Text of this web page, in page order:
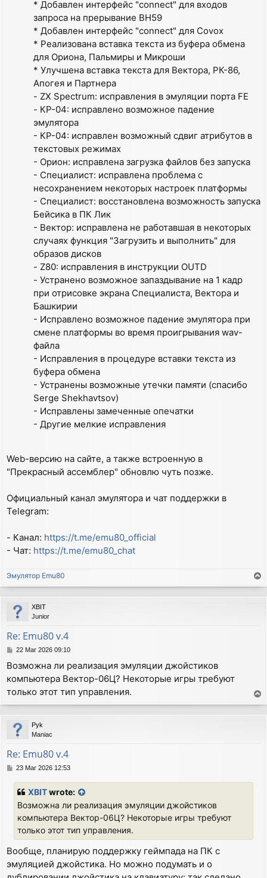
* Добавлен интерфейс "connect" для входов
запроса на прерывание ВН59
* Добавлен интерфейс "connect" для Covox
* Реализована вставка текста из буфера обмена
для Ориона, Пальмиры и Микроши
* Улучшена вставка текста для Вектора, РК-86,
Апогея и Партнера
- ZX Spectrum: исправления в эмуляции порта FE
- КР-04: исправлено возможное падение
эмулятора
- КР-04: исправлен возможный сдвиг атрибутов в
текстовых режимах
- Орион: исправлена загрузка файлов без запуска
- Специалист: исправлена проблема с
несохранением некоторых настроек платформы
- Специалист: восстановлена возможность запуска
Бейсика в ПК Лик
- Вектор: исправлена не работавшая в некоторых
случаях функция "Загрузить и выполнить" для
образов дисков
- Z80: исправления в инструкции OUTD
- Устранено возможное запаздывание на 1 кадр
при отрисовке экрана Специалиста, Вектора и
Башкирии
- Исправлено возможное падение эмулятора при
смене платформы во время проигрывания wav-
файла
- Исправления в процедуре вставки текста из
буфера обмена
- Устранены возможные утечки памяти (спасибо
Serge Shekhavtsov)
- Исправлены замеченные опечатки
- Другие мелкие исправления
Web-версию на сайте, а также встроенную в
"Прекрасный ассемблер" обновлю чуть позже.
Официальный канал эмулятора и чат поддержки в
Telegram:
- Канал: https://t.me/emu80_official
- Чат: https://t.me/emu80_chat
Эмулятор Emu80
o
p
XBIT
Junior
Re: Emu80 v.4
P
s
t
22 Mar 2026 09:10
Возможна ли реализация эмуляции джойстиков
компьютера Вектор-06Ц? Некоторые игры требуют
только этот тип управления.
o
p
Pyk
Maniac
Re: Emu80 v.4
P23 Mar 2026 12:53
XBITwrote:
Возможна ли реализация эмуляции джойстиков
компьютера Вектор-06Ц? Некоторые игры требуют
только этот тип управления.
Вообще, планирую поддержку геймпада на ПК с
эмуляцией джойстика. Но можно подумать и о